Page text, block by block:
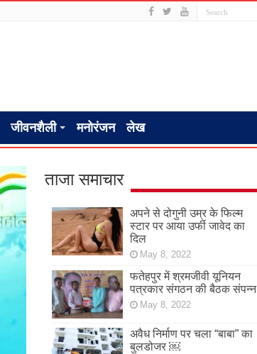
जीवनशैली मनोरंजन लेख
ताजा समाचार
अपने से दोगुनी उम्र के फिल्म
स्टार पर आया उर्फी जावेद का
दिल
May 8, 2022
फतेहपुर में श्रमजीवी यूनियन
पत्रकार संगठन की बैठक संपन्न
May 8, 2022
अवैध निर्माण पर चला “बाबा” का
बुलडोजर ￼